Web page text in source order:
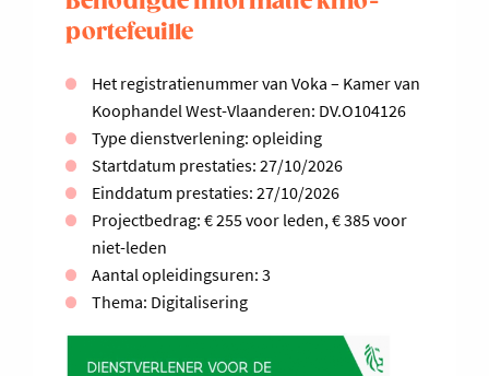
portefeuille
Het registratienummer van Voka – Kamer van
Koophandel West-Vlaanderen: DV.O104126
Type dienstverlening: opleiding
Startdatum prestaties: 27/10/2026
Einddatum prestaties: 27/10/2026
Projectbedrag: € 255 voor leden, € 385 voor
niet-leden
Aantal opleidingsuren: 3
Thema: Digitalisering